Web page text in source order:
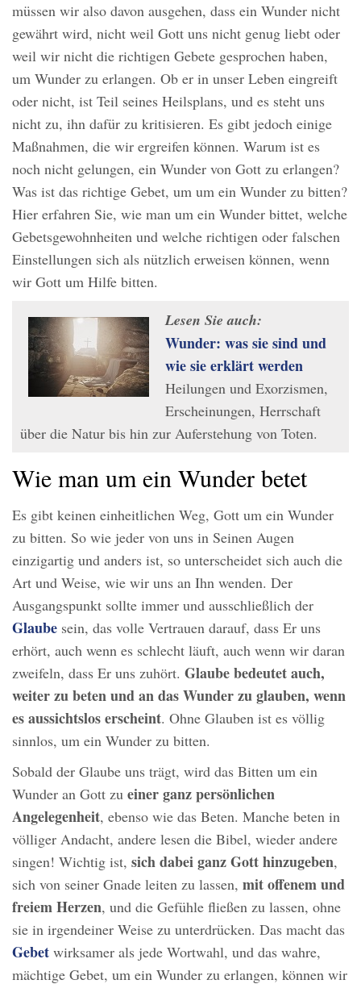
müssen wir also davon ausgehen, dass ein Wunder nicht
gewährt wird, nicht weil Gott uns nicht genug liebt oder
weil wir nicht die richtigen Gebete gesprochen haben,
um Wunder zu erlangen. Ob er in unser Leben eingreift
oder nicht, ist Teil seines Heilsplans, und es steht uns
nicht zu, ihn dafür zu kritisieren. Es gibt jedoch einige
Maßnahmen, die wir ergreifen können. Warum ist es
noch nicht gelungen, ein Wunder von Gott zu erlangen?
Was ist das richtige Gebet, um um ein Wunder zu bitten?
Hier erfahren Sie, wie man um ein Wunder bittet, welche
Gebetsgewohnheiten und welche richtigen oder falschen
Einstellungen sich als nützlich erweisen können, wenn
wir Gott um Hilfe bitten.
Lesen Sie auch:
Wunder: was sie sind und
wie sie erklärt werden
Heilungen und Exorzismen,
Erscheinungen, Herrschaft
über die Natur bis hin zur Auferstehung von Toten.
Wie man um ein Wunder betet
Es gibt keinen einheitlichen Weg, Gott um ein Wunder
zu bitten. So wie jeder von uns in Seinen Augen
einzigartig und anders ist, so unterscheidet sich auch die
Art und Weise, wie wir uns an Ihn wenden. Der
Ausgangspunkt sollte immer und ausschließlich der
Glaube sein, das volle Vertrauen darauf, dass Er uns
erhört, auch wenn es schlecht läuft, auch wenn wir daran
zweifeln, dass Er uns zuhört. Glaube bedeutet auch,
weiter zu beten und an das Wunder zu glauben, wenn
es aussichtslos erscheint. Ohne Glauben ist es völlig
sinnlos, um ein Wunder zu bitten.
Sobald der Glaube uns trägt, wird das Bitten um ein
Wunder an Gott zu einer ganz persönlichen
Angelegenheit, ebenso wie das Beten. Manche beten in
völliger Andacht, andere lesen die Bibel, wieder andere
singen! Wichtig ist, sich dabei ganz Gott hinzugeben,
sich von seiner Gnade leiten zu lassen, mit offenem und
freiem Herzen, und die Gefühle fließen zu lassen, ohne
sie in irgendeiner Weise zu unterdrücken. Das macht das
Gebet wirksamer als jede Wortwahl, und das wahre,
mächtige Gebet, um ein Wunder zu erlangen, können wir